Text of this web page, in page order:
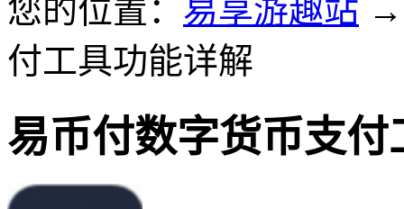
您的位置： 易享游趣站
付工具功能详解
易币付数字货币支付